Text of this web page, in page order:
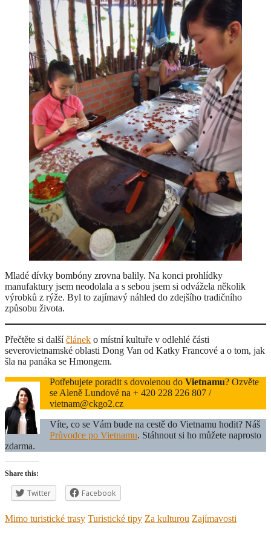
Mladé dívky bombóny zrovna balily. Na konci prohlídky
manufaktury jsem neodolala a s sebou jsem si odvážela několik
výrobků z rýže. Byl to zajímavý náhled do zdejšího tradičního
způsobu života.
Přečtěte si dalšíčlánek o místní kultuře v odlehlé části
severovietnamské oblasti Dong Van od Katky Francové a o tom, jak
šla na panáka se Hmongem.
Potřebujete poradit s dovolenou do Vietnamu? Ozvěte
se Aleně Lundové na + 420 228 226 807 /
vietnam@ckgo2.cz
Víte, co se Vám bude na cestě do Vietnamu hodit? Náš
Průvodce po Vietnamu. Stáhnout si ho můžete naprosto
zdarma.
Share this:
Twitter Facebook
Mimo turistické trasy Turistické tipy Za kulturou Zajímavosti